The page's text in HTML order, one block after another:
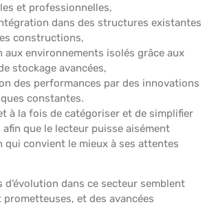
et professionnelles,
dans des structures existantes
constructions,
aux environnements isolés grâce aux
stockage avancées,
des performances par des innovations
constantes.
à la fois de catégoriser et de simplifier
que le lecteur puisse aisément
qui convient le mieux à ses attentes
d’évolution dans ce secteur semblent
et des avancées